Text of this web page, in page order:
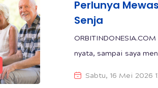
Perlunya
Senja
nyata, sampai saya
Sabtu, 16 Mei 2026